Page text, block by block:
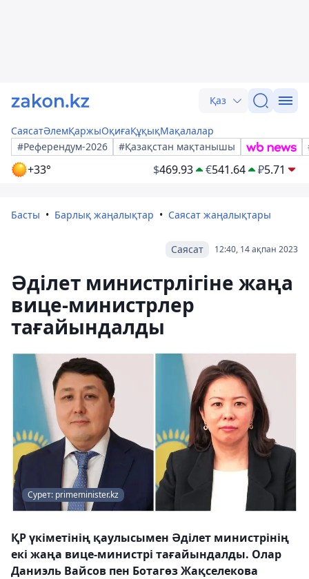
Қаз
СаясатӘлемҚаржыОқиғаҚұқықМақалалар
#Референдум-2026
#Қазақстан мақтанышы
+33° $469.93 €541.64 ₽5.71
Басты Барлық жаңалықтар Саясат жаңалықтары
12:40, 14 ақпан 2023
Саясат
Әділет министрлігіне жаңа
вице-министрлер
тағайындалды
Сурет: primeminister.kz
ҚР үкіметінің қаулысымен Әділет министрінің
екі жаңа вице-министрі тағайындалды. Олар
Даниэль Вайсов пен Ботагөз Жақселекова